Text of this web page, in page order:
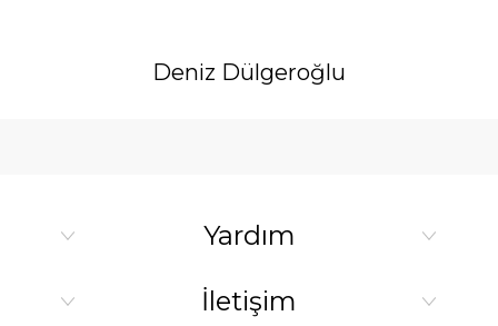
Deniz Dülgeroğlu
Yardım
İletişim